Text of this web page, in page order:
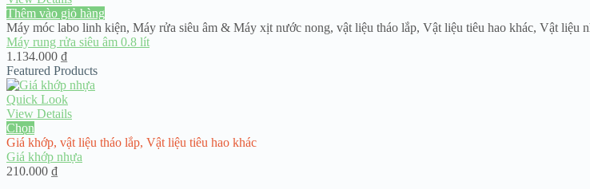
Thêm vào giỏ hàng
Máy móc labo linh kiện, Máy rửa siêu âm & Máy xịt nước nong, vật liệu tháo lắp, Vật liệu tiêu hao khác, Vật liệu
Máy rung rửa siêu âm 0.8 lít
1.134.000 ₫
Featured Products
Quick Look
View Details
Chọn
Giá khớp, vật liệu tháo lắp, Vật liệu tiêu hao khác
Giá khớp nhựa
210.000 ₫